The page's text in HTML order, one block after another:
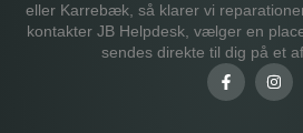
eller Karrebæk, så klarer vi
kontakter JB Helpdesk, vælger en
sendes direkte til dig på et